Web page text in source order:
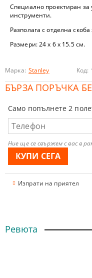
Специално проектиран
инструменти.
Разполага с отделна скоба
Размери: 24 х 6 х 15.5 см.
Марка: Stanley Код:
БЪРЗА ПОРЪЧКА
Само попълнете 2
Ние ще се свържем с вас в
Изпрати на приятел
Ревюта